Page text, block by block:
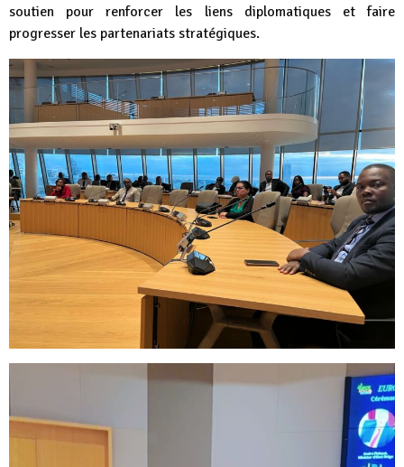
soutien pour renforcer les liens diplomatiques et faire
progresser les partenariats stratégiques.